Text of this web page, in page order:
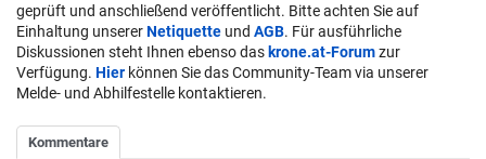
geprüft und anschließend veröffentlicht. Bitte achten Sie auf
Einhaltung unsererNetiquette und AGB. Für ausführliche
Diskussionen steht Ihnen ebenso das krone.at-Forumzur
Verfügung. Hier können Sie das Community-Team via unserer
Melde- und Abhilfestelle kontaktieren.